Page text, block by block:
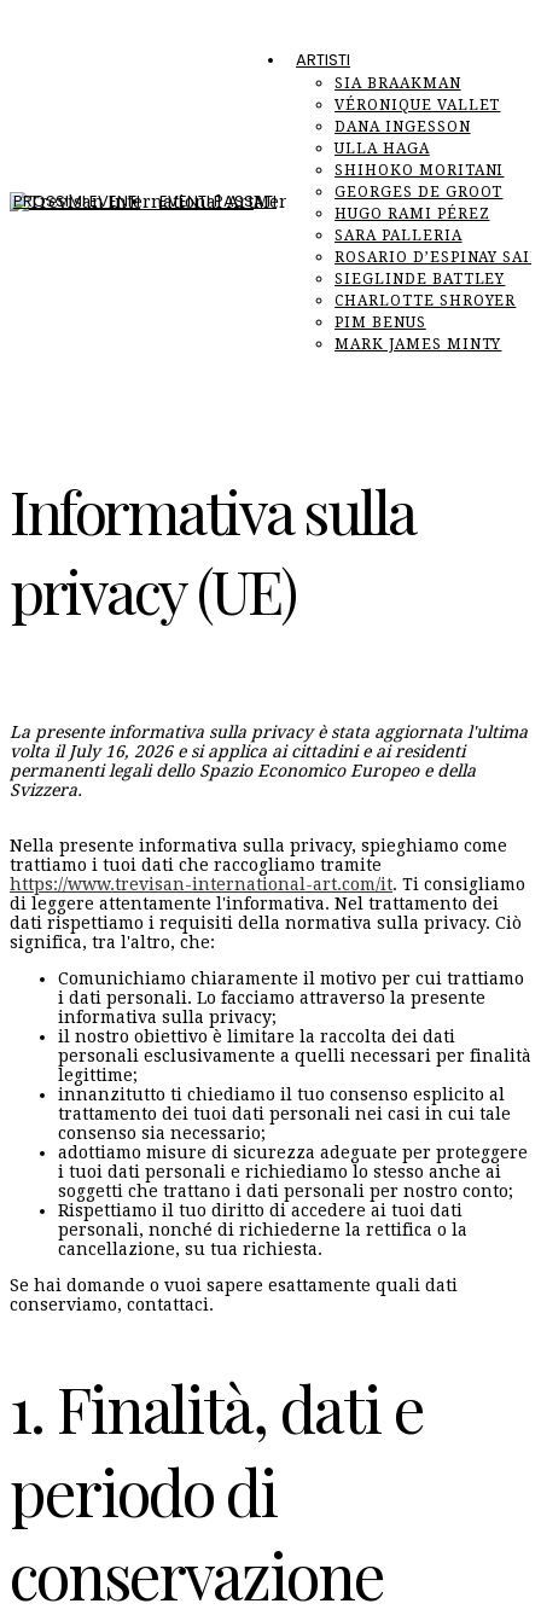
Menu
PROSSIMI EVENTI EVENTI PASSATI
ARTISTI
SIA BRAAKMAN
VÉRONIQUE VALLET
DANA INGESSON
ULLA HAGA
SHIHOKO MORITANI
GEORGES DE GROOT
HUGO RAMI PÉREZ
SARA PALLERIA
ROSARIO D’ESPINAY
SIEGLINDE BATTLEY
CHARLOTTE SHROYER
PIM BENUS
MARK JAMES MINTY
Informativa sulla
privacy (UE)
La presente informativa sulla privacy è stata aggiornata l'ultima
volta il July 16, 2026 e si applica ai cittadini e ai residenti
permanenti legali dello Spazio Economico Europeo e della
Svizzera.
Nella presente informativa sulla privacy, spieghiamo come
trattiamo i tuoi dati che raccogliamo tramite
https://www.trevisan-international-art.com/it. Ti consigliamo
di leggere attentamente l'informativa. Nel trattamento dei
dati rispettiamo i requisiti della normativa sulla privacy. Ciò
significa, tra l'altro, che:
Comunichiamo chiaramente il motivo per cui trattiamo
i dati personali. Lo facciamo attraverso la presente
informativa sulla privacy;
il nostro obiettivo è limitare la raccolta dei dati
personali esclusivamente a quelli necessari per finalità
legittime;
innanzitutto ti chiediamo il tuo consenso esplicito al
trattamento dei tuoi dati personali nei casi in cui tale
consenso sia necessario;
adottiamo misure di sicurezza adeguate per proteggere
i tuoi dati personali e richiediamo lo stesso anche ai
soggetti che trattano i dati personali per nostro conto;
Rispettiamo il tuo diritto di accedere ai tuoi dati
personali, nonché di richiederne la rettifica o la
cancellazione, su tua richiesta.
Se hai domande o vuoi sapere esattamente quali dati
conserviamo, contattaci.
1. Finalità, dati e
periodo di
conservazione